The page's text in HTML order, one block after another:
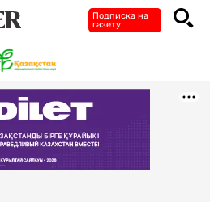
Подписка на
газету